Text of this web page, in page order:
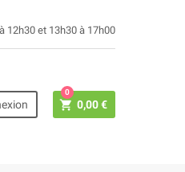
12h30 et 13h30 à 17h00
shopping_cart 0,00 €
0